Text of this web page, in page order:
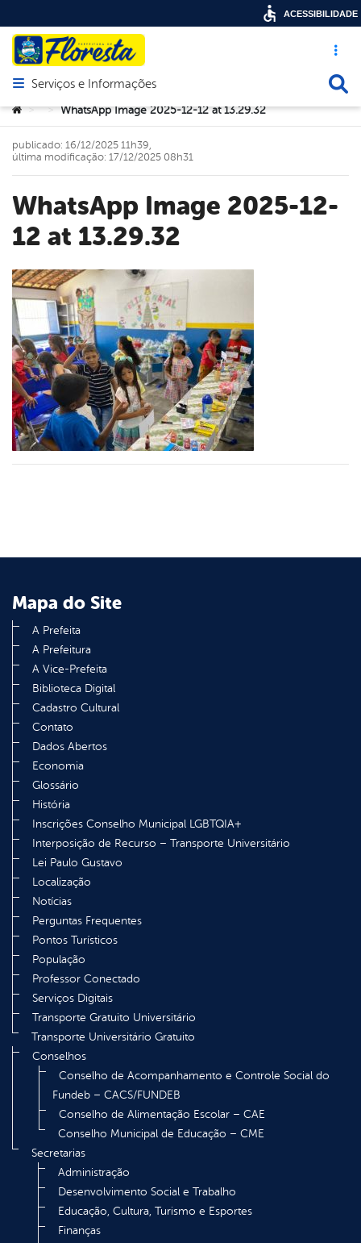
Acesso
Abrir menu principal de navegação
Serviços e Informações
Você está aqui:
> > WhatsApp Image 2025-12-12 at 13.29.32
WhatsApp Image 2025-12-
12 at 13.29.32
publicado: 16/12/2025 11h39,
última modificação: 17/12/2025 08h31
Mapa do Site
A Prefeita
A Prefeitura
A Vice-Prefeita
Biblioteca Digital
Cadastro Cultural
Contato
Dados Abertos
Economia
Glossário
História
Inscrições Conselho Municipal LGBTQIA+
Interposição de Recurso – Transporte Universitário
Lei Paulo Gustavo
Localização
Notícias
Perguntas Frequentes
Pontos Turísticos
População
Professor Conectado
Serviços Digitais
Transporte Gratuito Universitário
Transporte Universitário Gratuito
Conselhos
Conselho de Acompanhamento e Controle Social do
Fundeb – CACS/FUNDEB
Conselho de Alimentação Escolar – CAE
Conselho Municipal de Educação – CME
Secretarias
Administração
Desenvolvimento Social e Trabalho
Educação, Cultura, Turismo e Esportes
Finanças
ACESSIBILIDADE